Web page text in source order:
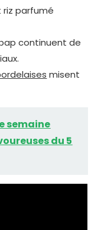
riz parfumé
continuent de
misent
semaine
du 5